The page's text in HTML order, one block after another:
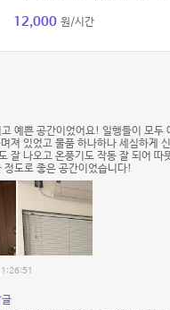
12,000 원/시간
예쁜 공간이었어요! 일행들이 모두
져 있었고 물품 하나하나 세심하게
잘 나오고 온풍기도 작동 잘 되어 따
정도로 좋은 공간이었습니다!